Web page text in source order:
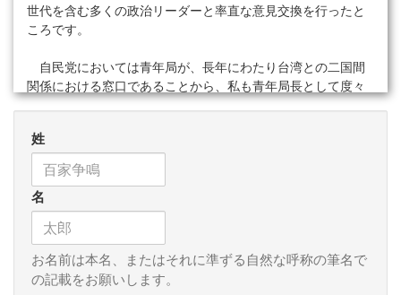
世代を含む多くの政治リーダーと率直な意見交換を行ったと
ころです。
自民党においては青年局が、長年にわたり台湾との二国間
関係における窓口であることから、私も青年局長として度々
の面会ということもあって、比較的率直な話し合いを行うこ
とができたと感じています。今の国際情勢の中で、台湾が持
つ東アジアにおける戦略的重要性、日米にとっての重要性は
極めて大きくなってきています。一方で、アメリカがトラン
プ政権になってから、「一つの中国」、ＴＰＰ、安全保障上
の関与など、様々な不安が東アジアの地域を中心にでてきて
いるのも事実です。
姓
名
お名前は本名、またはそれに準ずる自然な呼称の筆名で
の記載をお願いします。